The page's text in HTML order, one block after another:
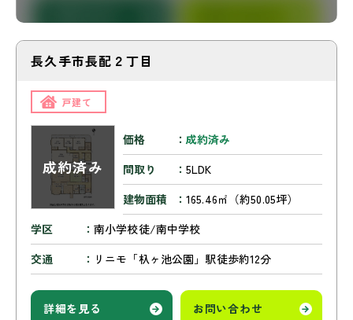
長久手市長配２丁目
戸建て
価格
成約済み
間取り
5LDK
建物面積
165.46㎡（約50.05坪）
学区
南小学校徒/南中学校
交通
リニモ「杁ヶ池公園」駅徒歩約12分
詳細を見る お問い合わせ